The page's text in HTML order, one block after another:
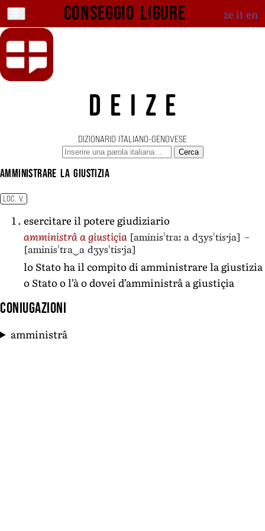
Conseggio ligure ze iten
DEIZE
DIZIONARIO ITALIANO-GENOVESE
Cerca
amministrare la giustizia
LOC. V.
esercitare il potere giudiziario
amministrâ a giustiçia [aminisˈtraː a dʒysˈtisˑja] ~
[aminisˈtra‿a dʒysˈtisˑja]
lo Stato ha il compito di amministrare la giustizia
o Stato o l’à o dovei d’amministrâ a giustiçia
Coniugazioni
amministrâ